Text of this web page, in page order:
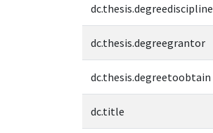
dc.thesis.degreediscipline
dc.thesis.degreegrantor
dc.thesis.degreetoobtain
dc.title